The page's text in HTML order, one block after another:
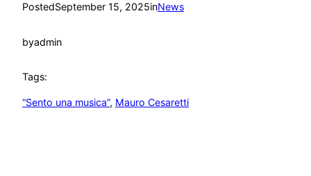
PostedSeptember 15, 2025inNews
byadmin
Tags:
“Sento una musica”, Mauro Cesaretti